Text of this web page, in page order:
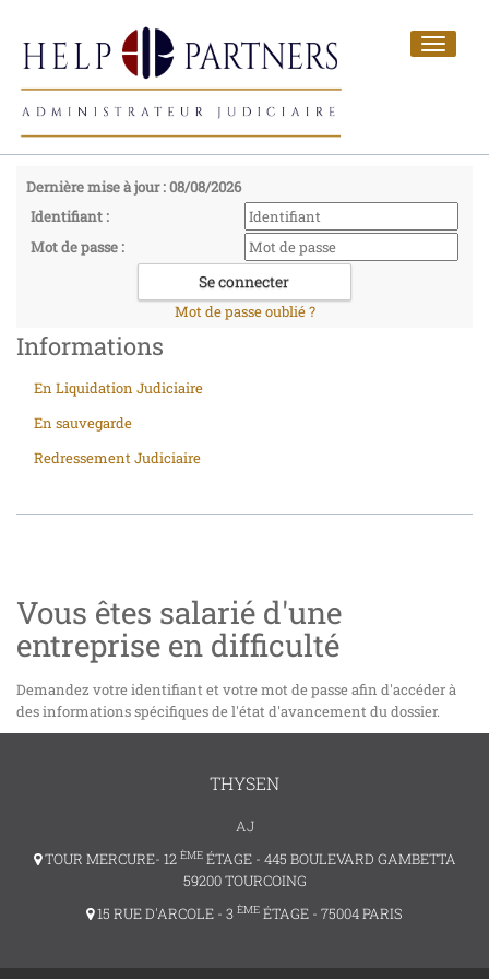
Toggle
Dernière mise à jour : 08/08/2026
Identifiant :
Mot de passe :
Mot de passe oublié ?
Informations
En Liquidation Judiciaire
En sauvegarde
Redressement Judiciaire
Vous êtes salarié d'une
entreprise en difficulté
Demandez votre identifiant et votre mot de passe afin d'accéder à
des informations spécifiques de l'état d'avancement du dossier.
THYSEN
AJ
TOUR MERCURE- 12 ÈMEÉTAGE - 445 BOULEVARD GAMBETTA
59200 TOURCOING
15 RUE D'ARCOLE - 3 ÈME ÉTAGE - 75004 PARIS